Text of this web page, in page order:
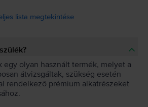
lista megtekintése
olyan használt termék, melyet a
átvizsgáltak, szükség esetén
rendelkező prémium alkatrészeket